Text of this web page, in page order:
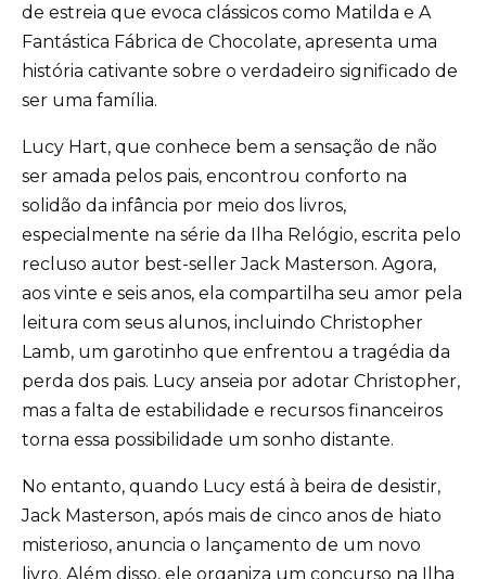
de estreia que evoca clássicos como Matilda e A
Fantástica Fábrica de Chocolate, apresenta uma
história cativante sobre o verdadeiro significado de
ser uma família.
Lucy Hart, que conhece bem a sensação de não
ser amada pelos pais, encontrou conforto na
solidão da infância por meio dos livros,
especialmente na série da Ilha Relógio, escrita pelo
recluso autor best-seller Jack Masterson. Agora,
aos vinte e seis anos, ela compartilha seu amor pela
leitura com seus alunos, incluindo Christopher
Lamb, um garotinho que enfrentou a tragédia da
perda dos pais. Lucy anseia por adotar Christopher,
mas a falta de estabilidade e recursos financeiros
torna essa possibilidade um sonho distante.
No entanto, quando Lucy está à beira de desistir,
Jack Masterson, após mais de cinco anos de hiato
misterioso, anuncia o lançamento de um novo
livro. Além disso, ele organiza um concurso na Ilha